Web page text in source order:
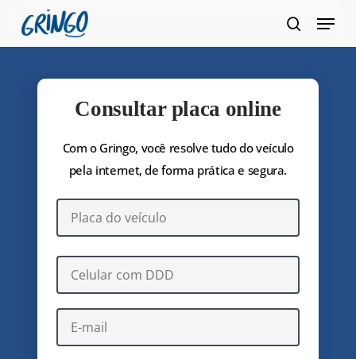
Pular
para
conteúdo
Menu
Consultar placa online
Com o Gringo, você resolve tudo do veículo
pela internet, de forma prática e segura.